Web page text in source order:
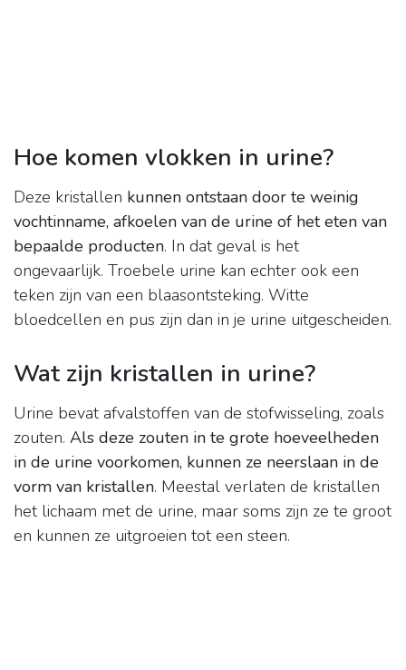
Hoe komen vlokken in urine?
Deze kristallen kunnen ontstaan door te weinig
vochtinname, afkoelen van de urine of het eten van
bepaalde producten. In dat geval is het
ongevaarlijk. Troebele urine kan echter ook een
teken zijn van een blaasontsteking. Witte
bloedcellen en pus zijn dan in je urine uitgescheiden.
Wat zijn kristallen in urine?
Urine bevat afvalstoffen van de stofwisseling, zoals
zouten. Als deze zouten in te grote hoeveelheden
in de urine voorkomen, kunnen ze neerslaan in de
vorm van kristallen. Meestal verlaten de kristallen
het lichaam met de urine, maar soms zijn ze te groot
en kunnen ze uitgroeien tot een steen.